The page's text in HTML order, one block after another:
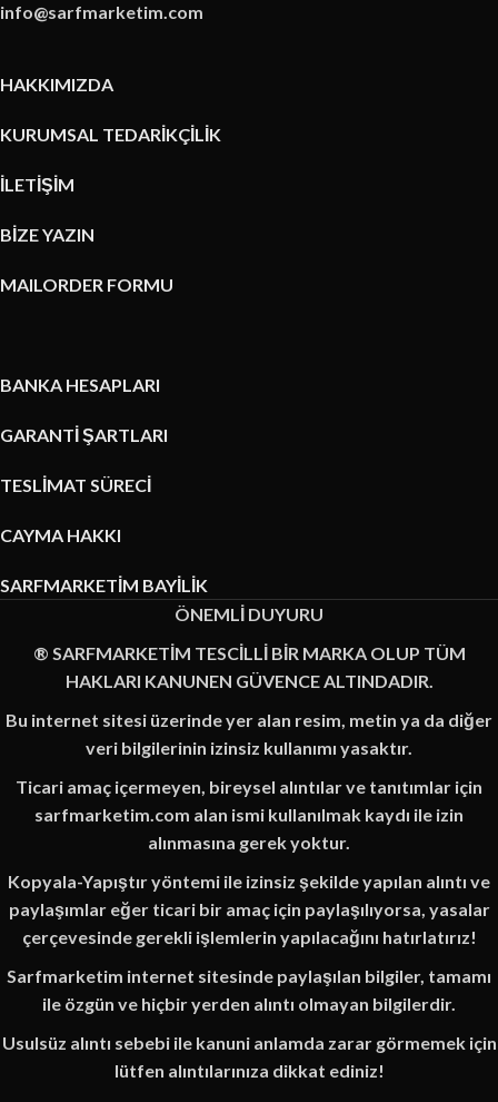
info@sarfmarketim.com
HAKKIMIZDA
KURUMSAL TEDARİKÇİLİK
İLETİŞİM
BİZE YAZIN
MAILORDER FORMU
BANKA HESAPLARI
GARANTİ ŞARTLARI
TESLİMAT SÜRECİ
CAYMA HAKKI
SARFMARKETİM BAYİLİK
ÖNEMLİ DUYURU
® SARFMARKETİM TESCİLLİ BİR MARKA OLUP TÜM
HAKLARI KANUNEN GÜVENCE ALTINDADIR.
Bu internet sitesi üzerinde yer alan resim, metin ya da diğer
veri bilgilerinin izinsiz kullanımı yasaktır.
Ticari amaç içermeyen, bireysel alıntılar ve tanıtımlar için
sarfmarketim.com alan ismi kullanılmak kaydı ile izin
alınmasına gerek yoktur.
Kopyala-Yapıştır yöntemi ile izinsiz şekilde yapılan alıntı ve
paylaşımlar eğer ticari bir amaç için paylaşılıyorsa, yasalar
çerçevesinde gerekli işlemlerin yapılacağını hatırlatırız!
Sarfmarketim internet sitesinde paylaşılan bilgiler, tamamı
ile özgün ve hiçbir yerden alıntı olmayan bilgilerdir.
Usulsüz alıntı sebebi ile kanuni anlamda zarar görmemek için
lütfen alıntılarınıza dikkat ediniz!